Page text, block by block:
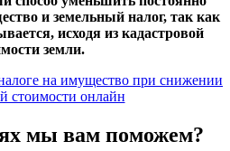
и земельный налог, так как
исходя из кадастровой
земли.
на имущество при снижении
стоимости онлайн
мы вам поможем?